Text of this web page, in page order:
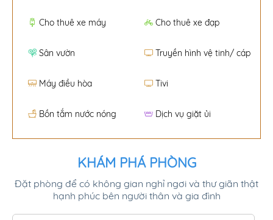
Cho thuê xe máy Cho thuê xe đạp
Sân vườn Truyền hình vệ tinh/ cáp
Máy điều hòa Tivi
Bồn tắm nước nóng Dịch vụ giặt ủi
KHÁM PHÁ PHÒNG
Đặt phòng để có không gian nghỉ ngơi và thư giãn thật
hạnh phúc bên người thân và gia đình